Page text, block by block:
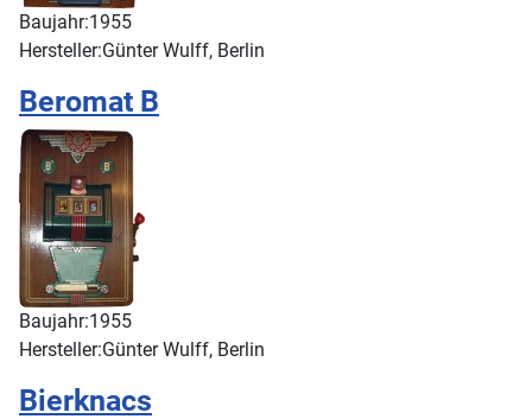
Baujahr:1955
Hersteller:Günter Wulff, Berlin
Beromat B
Baujahr:1955
Hersteller:Günter Wulff, Berlin
Bierknacs